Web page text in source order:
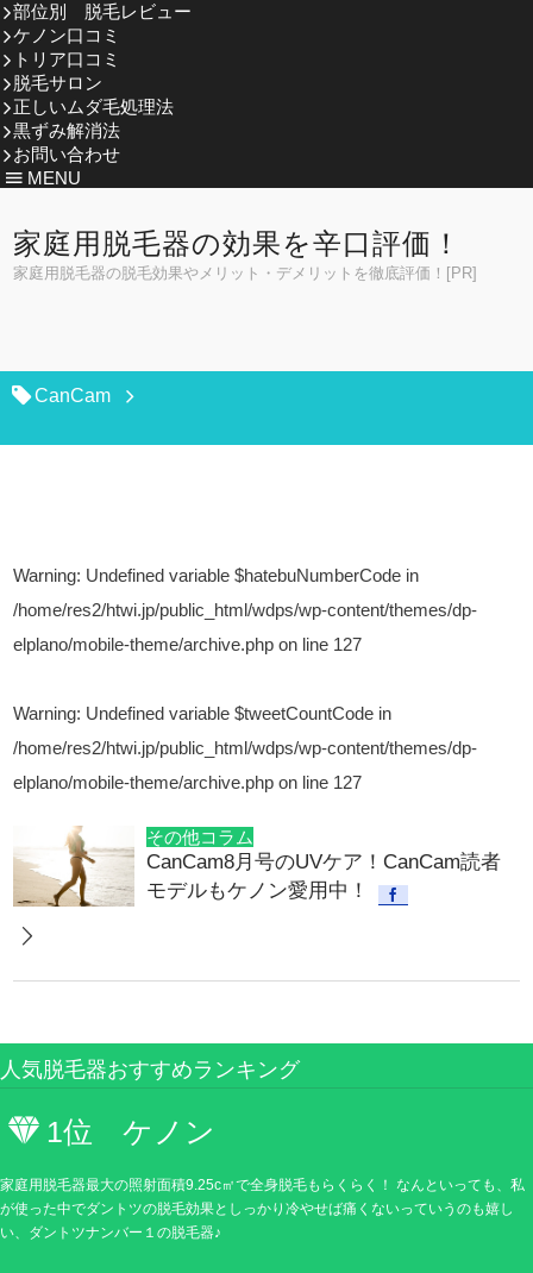
部位別 脱毛レビュー
ケノン口コミ
トリア口コミ
脱毛サロン
正しいムダ毛処理法
黒ずみ解消法
お問い合わせ
MENU
家庭用脱毛器の効果を辛口評価！
家庭用脱毛器の脱毛効果やメリット・デメリットを徹底評価！[PR]
CanCam
Warning: Undefined variable $hatebuNumberCode in
/home/res2/htwi.jp/public_html/wdps/wp-content/themes/dp-
elplano/mobile-theme/archive.php on line 127
Warning: Undefined variable $tweetCountCode in
/home/res2/htwi.jp/public_html/wdps/wp-content/themes/dp-
elplano/mobile-theme/archive.php on line 127
その他コラム
CanCam8月号のUVケア！CanCam読者
モデルもケノン愛用中！
人気脱毛器おすすめランキング
1位 ケノン
家庭用脱毛器最大の照射面積9.25c㎡で全身脱毛もらくらく！ なんといっても、私
が使った中でダントツの脱毛効果としっかり冷やせば痛くないっていうのも嬉し
い、ダントツナンバー１の脱毛器♪